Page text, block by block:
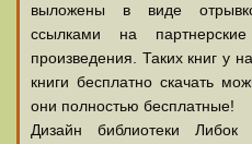
выложены в виде
ссылками на
произведения. Таких книг у
книги бесплатно скачать
они полностью бесплатные!
Дизайн библиотеки Либок